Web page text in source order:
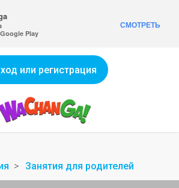
или регистрация
Занятия для родителей
Play
СМОТРЕТЬ